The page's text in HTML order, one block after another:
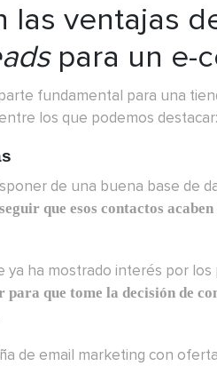
las ventajas
para un e-
fundamental para una
los que podemos destacar:
de una buena base de
que esos contactos
ha mostrado interés por
que tome la decisión de
de email marketing con